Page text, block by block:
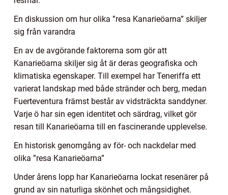
En diskussion om hur olika ”resa Kanarieöarna” skiljer
sig från varandra
En av de avgörande faktorerna som gör att
Kanarieöarna skiljer sig åt är deras geografiska och
klimatiska egenskaper. Till exempel har Teneriffa ett
varierat landskap med både stränder och berg, medan
Fuerteventura främst består av vidsträckta sanddyner.
Varje ö har sin egen identitet och särdrag, vilket gör
resan till Kanarieöarna till en fascinerande upplevelse.
En historisk genomgång av för- och nackdelar med
olika ”resa Kanarieöarna”
Under årens lopp har Kanarieöarna lockat resenärer på
grund av sin naturliga skönhet och mångsidighet.